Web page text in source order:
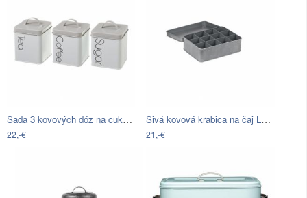
Sada 3 kovových dóz na cukor, kávu a…
22,-€
Sivá kovová krabica na čaj LABEL51
21,-€